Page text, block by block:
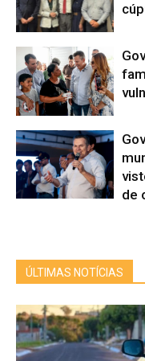
de
ÚLTIMAS NOTÍCIAS